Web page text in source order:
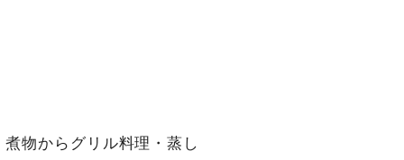
物からグリル料理・蒸し